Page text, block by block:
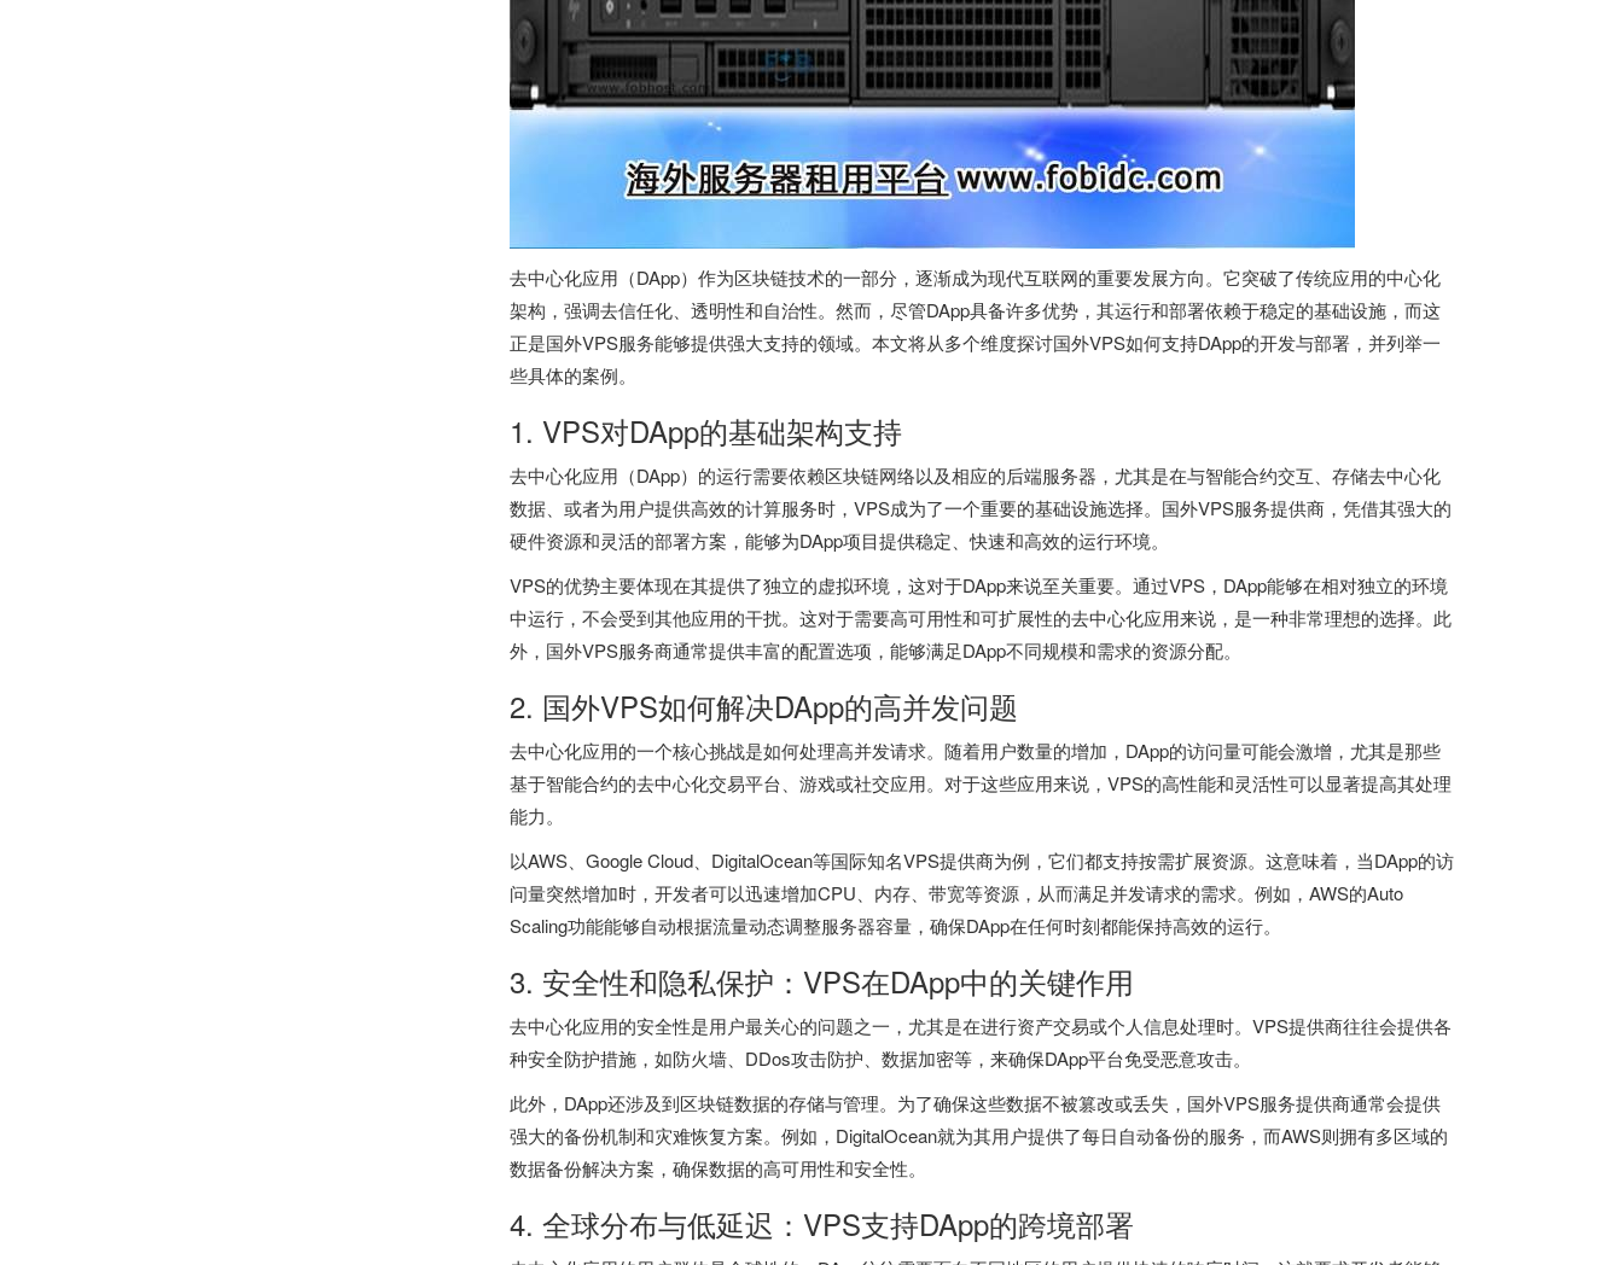
去中心化应用（DApp）作为区块链技术的一部分，逐渐成为现代互联网的重要发展方向。它突破了传统应用的中心化
架构，强调去信任化、透明性和自治性。然而，尽管DApp具备许多优势，其运行和部署依赖于稳定的基础设施，而这
正是国外VPS服务能够提供强大支持的领域。本文将从多个维度探讨国外VPS如何支持DApp的开发与部署，并列举一
些具体的案例。
1. VPS对DApp的基础架构支持
去中心化应用（DApp）的运行需要依赖区块链网络以及相应的后端服务器，尤其是在与智能合约交互、存储去中心化
数据、或者为用户提供高效的计算服务时，VPS成为了一个重要的基础设施选择。国外VPS服务提供商，凭借其强大的
硬件资源和灵活的部署方案，能够为DApp项目提供稳定、快速和高效的运行环境。
VPS的优势主要体现在其提供了独立的虚拟环境，这对于DApp来说至关重要。通过VPS，DApp能够在相对独立的环境
中运行，不会受到其他应用的干扰。这对于需要高可用性和可扩展性的去中心化应用来说，是一种非常理想的选择。此
外， 国外VPS服务商通常提供丰富的配置选项，能够满足DApp不同规模和需求的资源分配。
2. 国外VPS如何解决DApp的高并发问题
去中心化应用的一个核心挑战是如何处理高并发请求。随着用户数量的增加，DApp的访问量可能会激增，尤其是那些
基于智能合约的去中心化交易平台、游戏或社交应用。对于这些应用来说，VPS的高性能和灵活性可以显著提高其处理
能力。
以AWS、Google Cloud、DigitalOcean等国际知名VPS提供商为例，它们都支持按需扩展资源。这意味着，当DApp的访
问量突然增加时，开发者可以迅速增加CPU、内存、带宽等资源，从而满足并发请求的需求。例如，AWS的Auto
Scaling功能能够自动根据流量动态调整服务器容量，确保DApp在任何时刻都能保持高效的运行。
3. 安全性和隐私保护：VPS在DApp中的关键作用
去中心化应用的安全性是用户最关心的问题之一，尤其是在进行资产交易或个人信息处理时。VPS提供商往往会提供各
种安全防护措施，如防火墙、DDos攻击防护、数据加密等，来确保DApp平台免受恶意攻击。
此外，DApp还涉及到区块链数据的存储与管理。为了确保这些数据不被篡改或丢失，国外VPS服务提供商通常会提供
强大的备份机制和灾难恢复方案。例如，DigitalOcean就为其用户提供了每日自动备份的服务，而AWS则拥有多区域的
数据备份解决方案，确保数据的高可用性和安全性。
4. 全球分布与低延迟：VPS支持DApp的跨境部署